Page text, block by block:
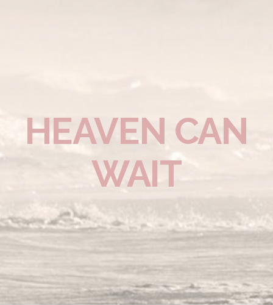
HEAVEN CAN
WAIT